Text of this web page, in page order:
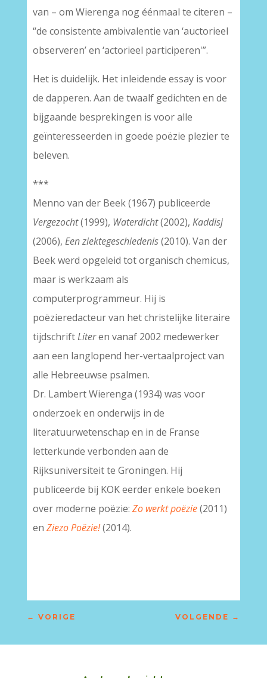
van – om Wierenga nog éénmaal te citeren –
“de consistente ambivalentie van ‘auctorieel
observeren’ en ‘actorieel participeren'”.
Het is duidelijk. Het inleidende essay is voor
de dapperen. Aan de twaalf gedichten en de
bijgaande besprekingen is voor alle
geïnteresseerden in goede poëzie plezier te
beleven.
***
Menno van der Beek (1967) publiceerde
Vergezocht(1999), Waterdicht(2002), Kaddisj
(2006), Een ziektegeschiedenis(2010). Van der
Beek werd opgeleid tot organisch chemicus,
maar is werkzaam als
computerprogrammeur. Hij is
poëzieredacteur van het christelijke literaire
tijdschriftLiteren vanaf 2002 medewerker
aan een langlopend her-vertaalproject van
alle Hebreeuwse psalmen.
Dr. Lambert Wierenga (1934) was voor
onderzoek en onderwijs in de
literatuurwetenschap en in de Franse
letterkunde verbonden aan de
Rijksuniversiteit te Groningen. Hij
publiceerde bij KOK eerder enkele boeken
over moderne poëzie: Zo werkt poëzie(2011)
en Ziezo Poëzie!(2014).
← VORIGE VOLGENDE →